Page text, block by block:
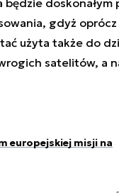
doskonałym
gdyż oprócz
użyta także do
satelitów, a
europejskiej misji na